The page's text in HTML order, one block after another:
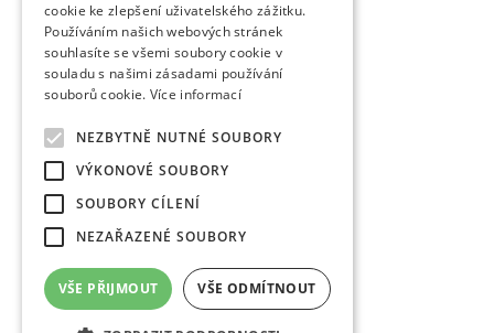
cookie ke zlepšení uživatelského zážitku.
Používáním našich webových stránek
souhlasíte se všemi soubory cookie v
souladu s našimi zásadami používání
souborů cookie. Více informací
NEZBYTNĚ NUTNÉ SOUBORY
VÝKONOVÉ SOUBORY
SOUBORY CÍLENÍ
NEZAŘAZENÉ SOUBORY
VŠE PŘIJMOUT VŠE ODMÍTNOUT